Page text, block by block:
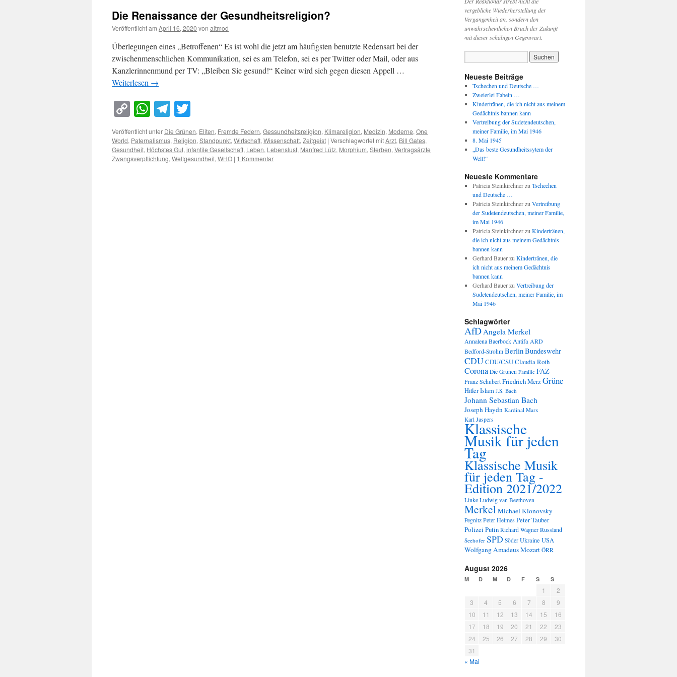
Die Renaissance der Gesundheitsreligion?
Veröffentlicht am April 16, 2020 von altmod
Überlegungen eines „Betroffenen“ Es ist wohl die jetzt am häufigsten benutzte Redensart bei der
zwischenmenschlichen Kommunikation, sei es am Telefon, sei es per Twitter oder Mail, oder aus
Kanzlerinnenmund per TV: „Bleiben Sie gesund!“ Keiner wird sich gegen diesen Appell …
Weiterlesen →
Copy
Link
WhatsApp
Telegram
Veröffentlicht unter Die Grünen, Eliten, Fremde Federn,Gessundheitsreligion, Klimareligion, Medizin, Moderne,One
World, Paternalismus, Religion,Standpunkt,Wirtschaft,Wissenschaft,Zeitgeist | Verschlagwortet mitArzt, Bill Gates,
Gesundheit, Höchstes Gut,infantile Gesellschaft, Leben, Lebenslust, Manfred Lütz, Morphium,Sterben,Vertragsärzte
Zwangsverpflichtung,Weltgesundheit,WHO | 1 Kommentar
vergebliche Wiederherstellung der
Vergangenheit an, sondern den
unwahrscheinlichen Bruch der Zukunft
mit dieser schäbigen Gegenwart.
Neueste Beiträge
Tschechen und Deutsche …
Zweierlei Fabeln …
Kindertränen, die ich nicht aus meinem
Gedächtnis bannen kann
Vertreibung der Sudetendeutschen,
meiner Familie, im Mai 1946
8. Mai 1945
„Das beste Gesundheitssytem der
Welt!“
Neueste Kommentare
Patricia Steinkirchnerzu Tschechen
und Deutsche …
Patricia Steinkirchnerzu Vertreibung
der Sudetendeutschen, meiner Familie,
im Mai 1946
Patricia Steinkirchnerzu Kindertränen,
die ich nicht aus meinem Gedächtnis
bannen kann
Gerhard Bauerzu Kindertränen, die
ich nicht aus meinem Gedächtnis
bannen kann
Gerhard Bauerzu Vertreibung der
Sudetendeutschen, meiner Familie, im
Mai 1946
Schlagwörter
AfDAngela Merkel
Annalena BaerbockAntifa ARD
Bedford-Strohm BerlinBundeswehr
CDUCDU/CSUClaudia Roth
Corona Die Grünen Familie FAZ
Franz SchubertFriedrich MerzGrüne
HitlerIslam J.S. Bach
Johann Sebastian Bach
Joseph Haydn Kardinal Marx
Karl Jaspers
Klassische
Musik für jeden
Tag
Klassische Musik
für jeden Tag -
Edition 2021/2022
Linke Ludwig van Beethoven
MerkelMichael Klonovsky
Pegnitz Peter HelmesPeter Tauber
PolizeiPutin Richard Wagner Russland
Seehofer SPD Söder Ukraine USA
Wolfgang Amadeus Mozart ÖRR
August 2026
M D M D F S S
1
2
3
4 5 6 7 8
9
10
11 12 13 14 15
16
17
18 19 20 21 22
23
24
25 26 27 28 29
30
31
« Mai